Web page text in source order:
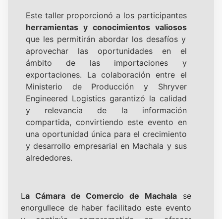
Este taller proporcionó a los participantes
herramientas y conocimientos valiosos
que les permitirán abordar los desafíos y
aprovechar las oportunidades en el
ámbito de las importaciones y
exportaciones. La colaboración entre el
Ministerio de Producción y Shryver
Engineered Logistics garantizó la calidad
y relevancia de la información
compartida, convirtiendo este evento en
una oportunidad única para el crecimiento
y desarrollo empresarial en Machala y sus
alrededores.
La Cámara de Comercio de Machalase
enorgullece de haber facilitado este evento